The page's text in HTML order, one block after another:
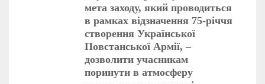
мета заходу, який проводиться
в рамках відзначення 75-річчя
створення Української
Повстанської Армії, –
дозволити учасникам
поринути в атмосферу